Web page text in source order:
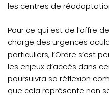
les centres de
Pour ce qui est de l’offre
charge des urgences
particuliers, l’Ordre s’est
les enjeux d’accès dans
poursuivra sa réflexion
que cela représente non